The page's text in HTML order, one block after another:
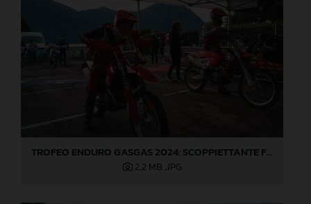
TROFEO ENDURO GASGAS 2024: SCOPPIETTANTE FINALE DI STAGIONE A LOVERE!
2,2 MB .JPG